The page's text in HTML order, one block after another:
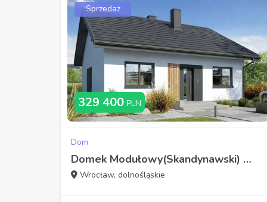
Sprzedaż
329 400 PLN
Dom
Domek Modułowy(Skandynawski) Cała Polska
Wrocław, dolnośląskie